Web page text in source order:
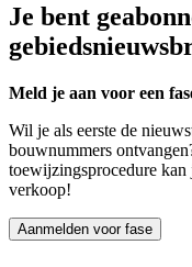
Je bent
Meld je aan voor een
Wil je als eerste de
bouwnummers
toewijzingsprocedure
verkoop!
Aanmelden voor fase